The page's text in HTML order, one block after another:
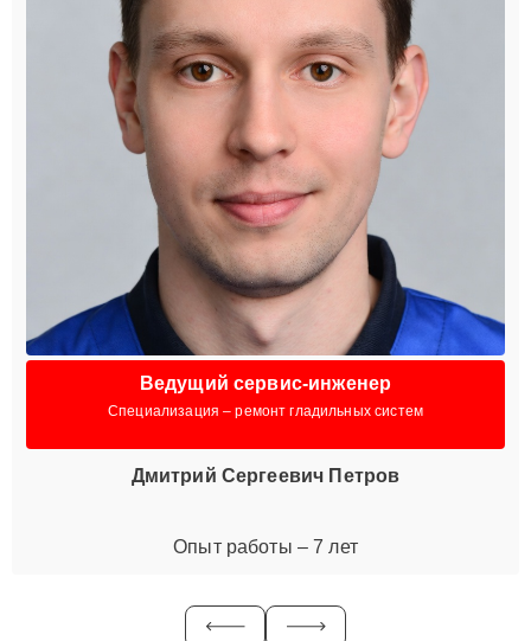
Ведущий сервис-инженер
Специализация – ремонт гладильных систем
Дмитрий Сергеевич Петров
Опыт работы – 7 лет